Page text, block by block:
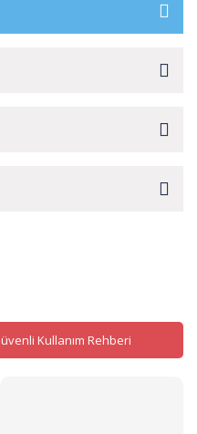
Kullanım Rehberi